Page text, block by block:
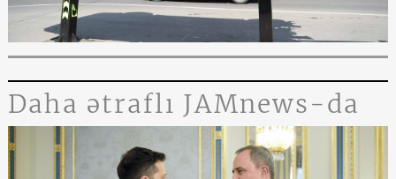
Daha ətraflı JAMnews-da